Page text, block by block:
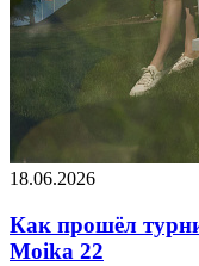
18.06.2026
Как прошёл
Moika 22